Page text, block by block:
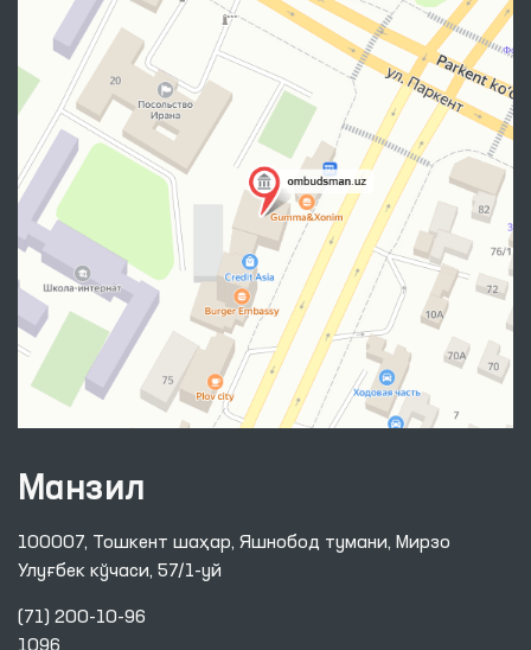
Манзил
100007, Тошкент шаҳар, Яшнобод тумани, Мирзо
Улуғбек кўчаси, 57/1-уй
(71) 200-10-96
1096